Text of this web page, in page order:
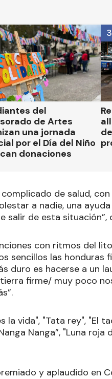
del
de Artes
una jornada
por el Día del Niño
donaciones
3
de salud,
a nadie, una
de esta situación”,
con ritmos del
sencillos las honduras
duro es hacerse a un
firme/ muy poco
la vida", "Tata rey", "El
Nanga”, "Luna roja
y aplaudido en